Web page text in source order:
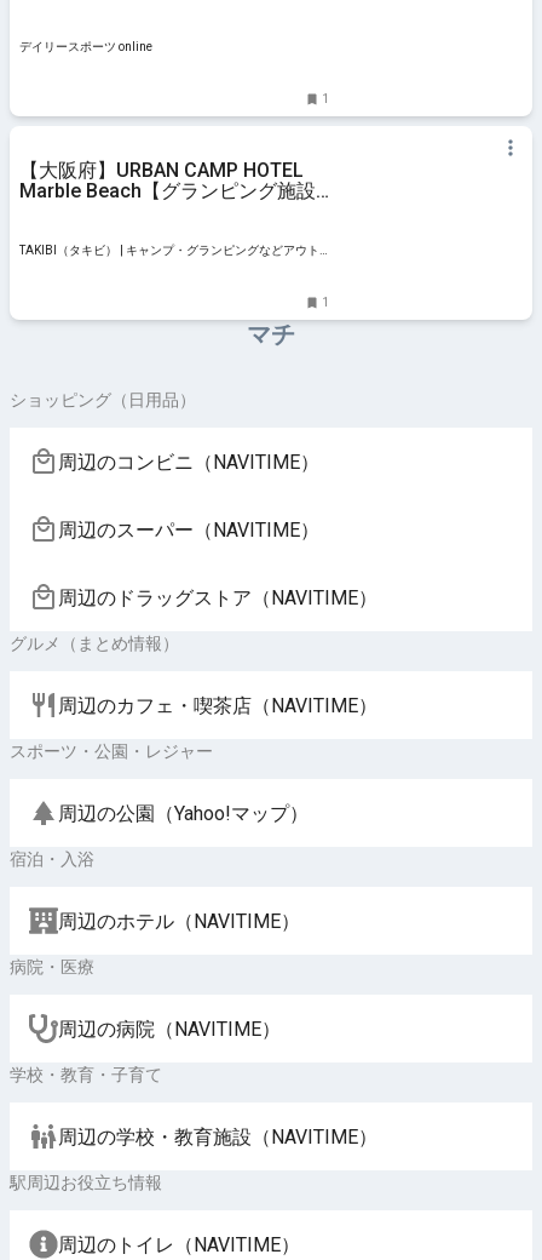
デイリースポーツ online
1
【大阪府】URBAN CAMP HOTEL
Marble Beach【グランピング施設
TAKIBI（タキビ） | キャンプ・グランピングなどアウト
1
マチ
ショッピング（日用品）
周辺のコンビニ（NAVITIME）
周辺のスーパー（NAVITIME）
周辺のドラッグストア（NAVITIME）
グルメ（まとめ情報）
周辺のカフェ・喫茶店（NAVITIME）
スポーツ・公園・レジャー
周辺の公園（Yahoo!マップ）
宿泊・入浴
周辺のホテル（NAVITIME）
病院・医療
周辺の病院（NAVITIME）
学校・教育・子育て
周辺の学校・教育施設（NAVITIME）
駅周辺お役立ち情報
周辺のトイレ（NAVITIME）